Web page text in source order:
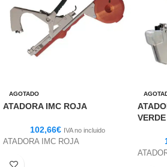
AGOTADO
ATADORA IMC ROJA
102,66€ IVA no incluido
ATADORA IMC ROJA
VERDE